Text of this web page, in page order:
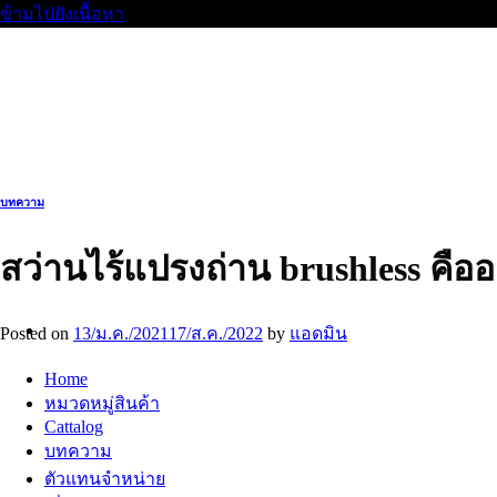
ข้ามไปยังเนื้อหา
Home
หมวดหมู่สินค้า
Cattalog
บทความ
ตัวแทนจำหน่าย
บทความ
สว่านไร้แปรงถ่าน brushless คือ
Posted on 13/ม.ค./2021 17/ส.ค./2022 by แอดมิน